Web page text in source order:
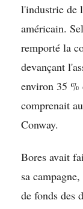
l'industrie de
américain.
remporté la
devançant
environ 35 %
comprenait
Conway.
Bores avait
sa
de fonds des